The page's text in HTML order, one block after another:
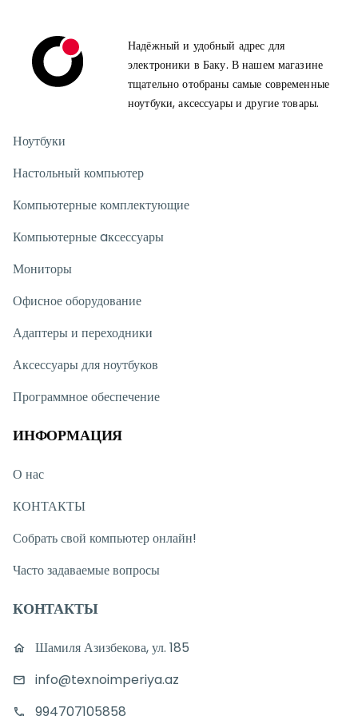
Надёжный и удобный адрес для
электроники в Баку. В нашем магазине
тщательно отобраны самые современные
ноутбуки, аксессуары и другие товары.
Ноутбуки
Настольный компьютер
Компьютерные комплектующие
Компьютерные aксессуары
Мониторы
Офисное оборудование
Адаптеры и переходники
Аксессуары для ноутбуков
Программное обеспечение
ИНФОРМАЦИЯ
О нас
КОНТАКТЫ
Собрать свой компьютер онлайн!
Часто задаваемые вопросы
КОНТАКТЫ
Шамиля Азизбекова, ул. 185
info@texnoimperiya.az
994707105858